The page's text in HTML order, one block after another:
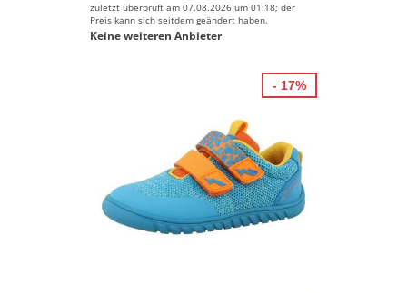
zuletzt überprüft am 07.08.2026 um 01:18; der
Preis kann sich seitdem geändert haben.
Keine weiteren Anbieter
- 17%